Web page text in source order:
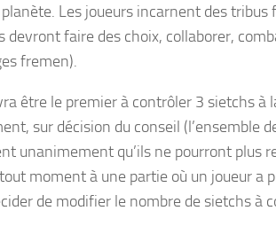
Les joueurs incarnent des
faire des choix, collaborer,
fremen).
être le premier à contrôler 3 sietchs à
sur décision du conseil (l’ensemble
unanimement qu’ils ne pourront plus
moment à une partie où un joueur a
de modifier le nombre de sietchs à